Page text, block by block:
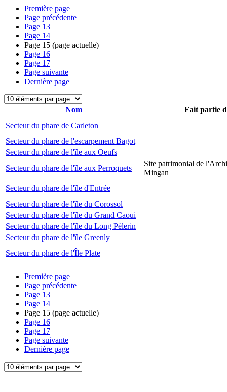
Première page
Page précédente
Page 13
Page 14
Page 15 (page actuelle)
Page 16
Page 17
Page suivante
Dernière page
Nom
Fait partie
Secteur du phare de Carleton
Secteur du phare de l'escarpement Bagot
Secteur du phare de l'île aux Oeufs
Secteur du phare de l'île aux Perroquets
Site patrimonial de
Mingan
Secteur du phare de l'île d'Entrée
Secteur du phare de l'île du Corossol
Secteur du phare de l'île du Grand Caoui
Secteur du phare de l'île du Long Pèlerin
Secteur du phare de l'île Greenly
Secteur du phare de l'Île Plate
Première page
Page précédente
Page 13
Page 14
Page 15 (page actuelle)
Page 16
Page 17
Page suivante
Dernière page